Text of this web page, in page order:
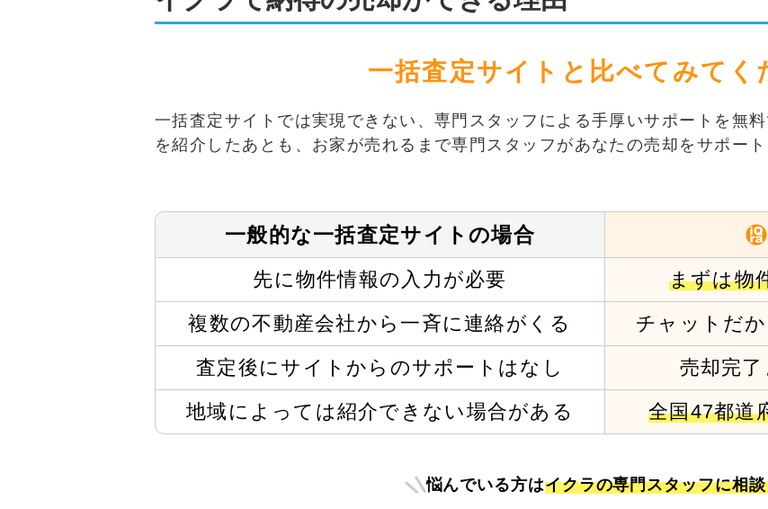
一括査定サイトと 比べてみてく
一括査定サイトでは実現できない、専門スタッフによる手厚いサポートを無
を紹介したあとも、お家が売れるまで専門スタッフがあなたの売却をサポート
一般的な一括査定サイトの場合
先に物件情報の 入力が必要 まずは物
複数の不動産会社から 一斉に連絡がくる チャットだか
査定後にサイトからのサポートはなし 売却完
地域によっては紹介できない場合がある 全国47都道
悩んでいる方はイクラの専門スタッフに相